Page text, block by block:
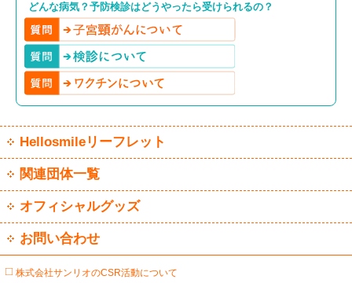
どんな病気？予防検診はどうやったら受けられるの？
Hellosmileリーフレット
関連団体一覧
オフィシャルグッズ
お問い合わせ
株式会社サンリオのCSR活動について